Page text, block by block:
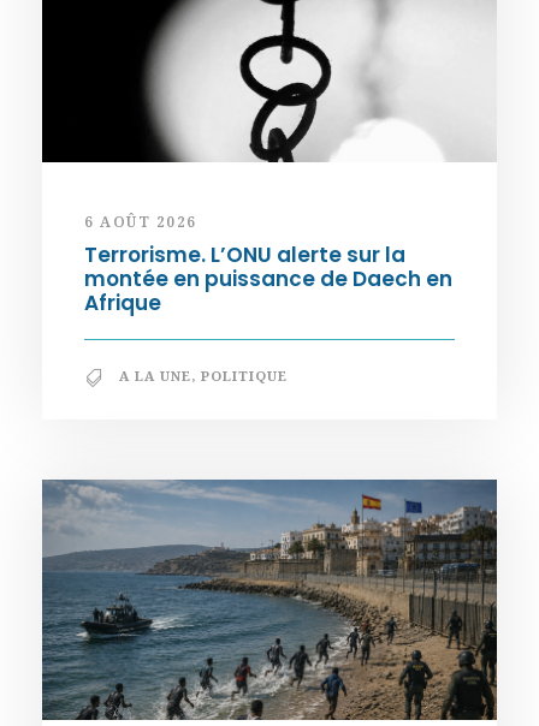
6 AOÛT 2026
Terrorisme. L’ONU alerte sur la
montée en puissance de Daech en
Afrique
A LA UNE, POLITIQUE